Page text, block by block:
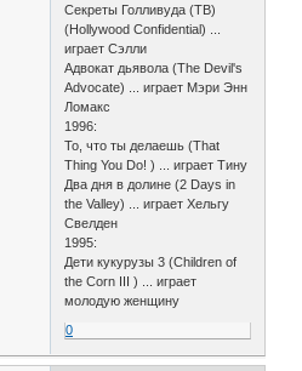
Секреты Голливуда (ТВ)
(Hollywood Confidential) ...
играет Сэлли
Адвокат дьявола (The Devil's
Advocate) ... играет Мэри Энн
Ломакс
1996:
То, что ты делаешь (That
Thing You Do! ) ... играет Тину
Два дня в долине (2 Days in
the Valley) ... играет Хельгу
Свелден
1995:
Дети кукурузы 3 (Children of
the Corn III ) ... играет
молодую женщину
0